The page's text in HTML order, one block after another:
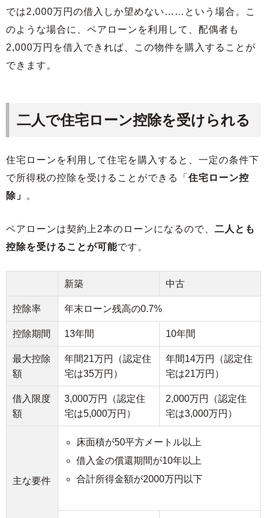
では2,000万円の借入しか望めない……という場合。こ
のような場合に、ペアローンを利用して、配偶者も
2,000万円を借入できれば、この物件を購入することが
できます。
二人で住宅ローン控除を受けられる
住宅ローンを利用して住宅を購入すると、一定の条件下
で所得税の控除を受けることができる「 住宅ローン控
除」
。
ペアローンは契約上2本のローンになるので、 二人とも
控除を受けることが可能です。
新築 中古
控除率 年末ローン残高の0.7%
控除期間 13年間 10年間
最大控除
額
年間21万円（認定住
宅は35万円）
年間14万円（認定住
宅は21万円）
借入限度
額
3,000万円（認定住
宅は5,000万円）
2,000万円（認定住
宅は3,000万円）
主な要件
床面積が50平方メートル以上
借入金の償還期間が10年以上
合計所得金額が2000万円以下